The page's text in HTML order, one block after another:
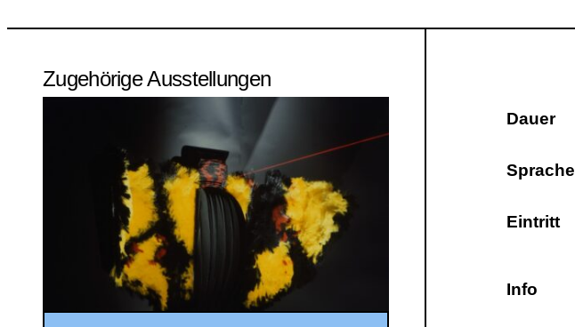
Dauer
Sprache
Eintritt
Info
Zugehörige Ausstellungen